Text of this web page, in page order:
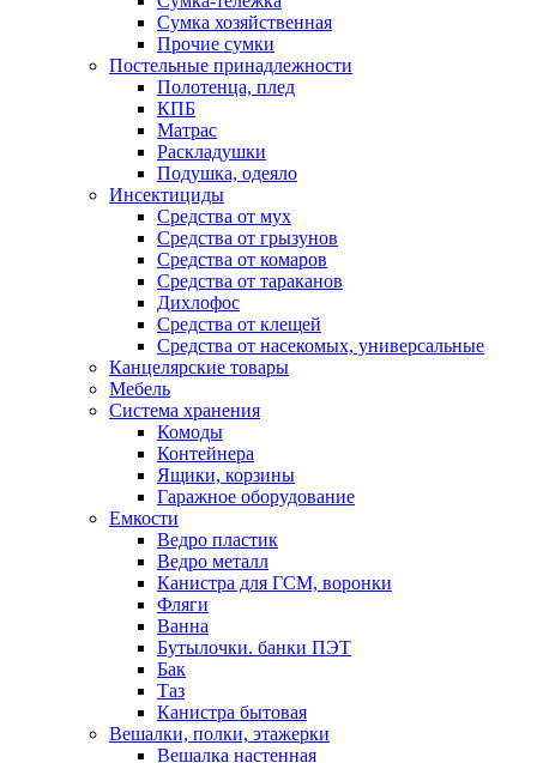
Сумка хозяйственная
Прочие сумки
Постельные принадлежности
Полотенца, плед
КПБ
Матрас
Раскладушки
Подушка, одеяло
Инсектициды
Средства от мух
Средства от грызунов
Средства от комаров
Средства от тараканов
Дихлофос
Средства от клещей
Средства от насекомых, универсальные
Канцелярские товары
Мебель
Система хранения
Комоды
Контейнера
Ящики, корзины
Гаражное оборудование
Емкости
Ведро пластик
Ведро металл
Канистра для ГСМ, воронки
Фляги
Ванна
Бутылочки. банки ПЭТ
Бак
Таз
Канистра бытовая
Вешалки, полки, этажерки
Вешалка настенная